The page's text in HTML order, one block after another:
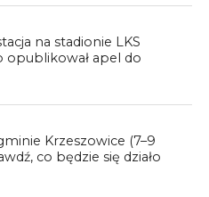
na stadionie LKS
opublikował apel do
Krzeszowice (7–9
co będzie się działo